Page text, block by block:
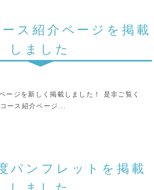
ス紹介ページを掲載
しました
ージを新しく掲載しました！ 是非ご覧く
ース紹介ページ...
パンフレットを掲載